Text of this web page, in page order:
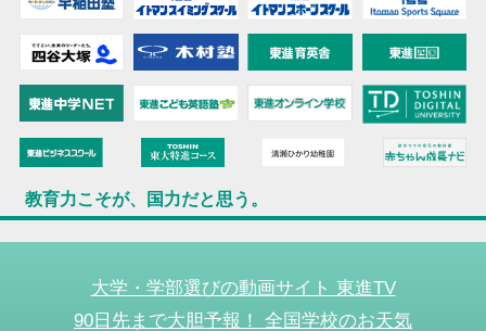
教育力こそが、国力だと思う。
大学・学部選びの動画サイト 東進TV
90日先まで大胆予報！ 全国学校のお天気